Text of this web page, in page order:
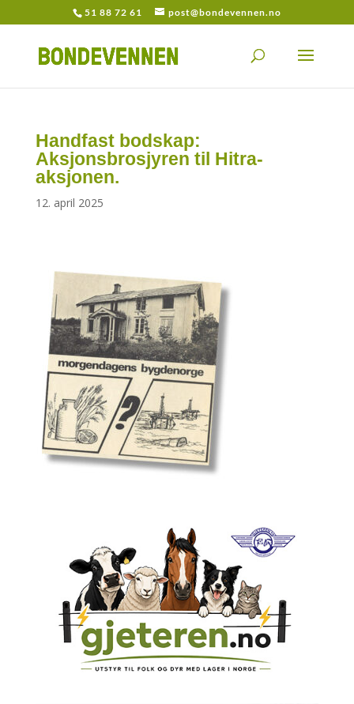
51 88 72 61 post@bondevennen.no
Handfast bodskap:
Aksjonsbrosjyren til Hitra-
aksjonen.
12. april 2025